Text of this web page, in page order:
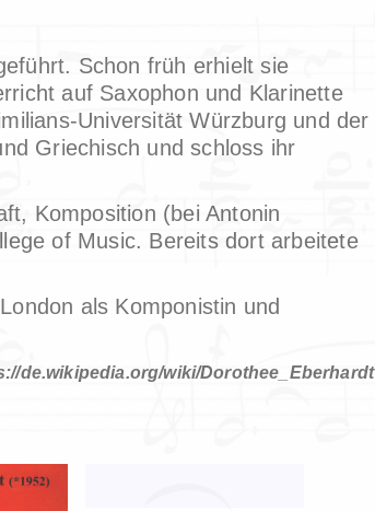
Schon früh erhielt sie
auf Saxophon und Klarinette
Universität Würzburg und der
Griechisch und schloss ihr
Komposition (bei Antonin
of Music. Bereits dort arbeitete
als Komponistin und
de.wikipedia.org/wiki/Dorothee_Eberhardt